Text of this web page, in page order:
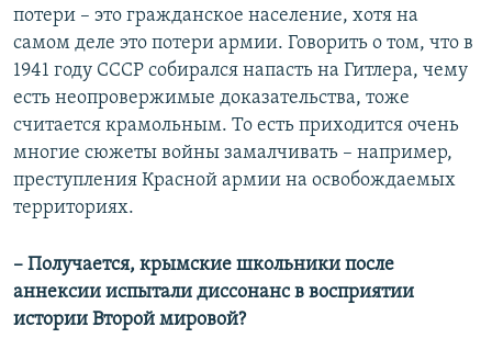
потери – это гражданское население, хотя на
самом деле это потери армии. Говорить о том, что в
1941 году СССР собирался напасть на Гитлера, чему
есть неопровержимые доказательства, тоже
считается крамольным. То есть приходится очень
многие сюжеты войны замалчивать – например,
преступления Красной армии на освобождаемых
территориях.
– Получается, крымские школьники после
аннексии испытали диссонанс в восприятии
истории Второй мировой?